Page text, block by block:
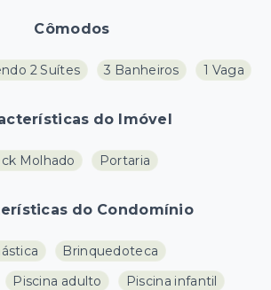
Cômodos
2 Suítes 3 Banheiros 1 Vaga
do Imóvel
Molhado Portaria
do Condomínio
Brinquedoteca
Piscina adulto
Piscina infantil